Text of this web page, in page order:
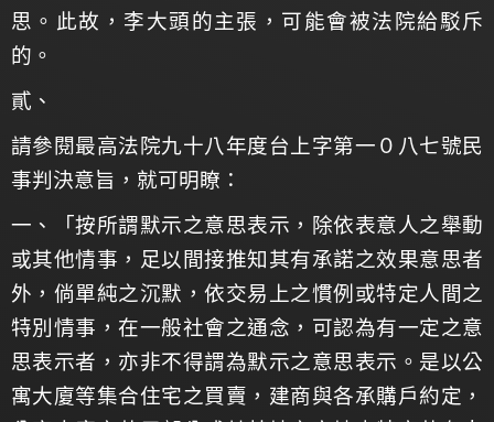
思。此故，李大頭的主張，可能會被法院給駁斥
的。
貳、
請參閱最高法院九十八年度台上字第一０八七號民
事判決意旨，就可明瞭：
一、「按所謂默示之意思表示，除依表意人之舉動
或其他情事，足以間接推知其有承諾之效果意思者
外，倘單純之沉默，依交易上之慣例或特定人間之
特別情事，在一般社會之通念，可認為有一定之意
思表示者，亦非不得謂為默示之意思表示。是以公
寓大廈等集合住宅之買賣，建商與各承購戶約定，